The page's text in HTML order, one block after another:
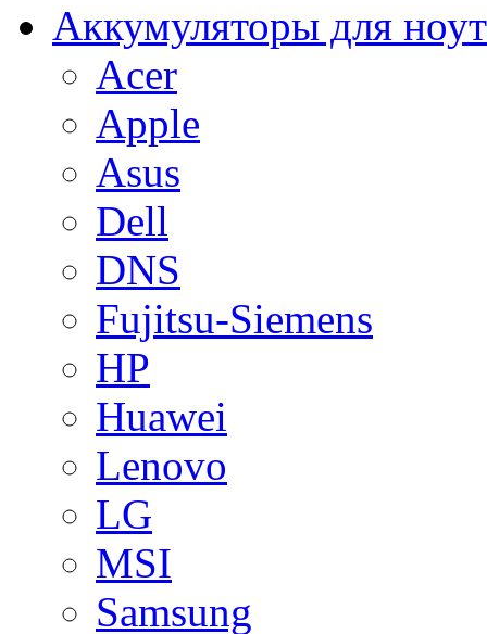
Аккумуляторы для
Acer
Apple
Asus
Dell
DNS
Fujitsu-Siemens
HP
Huawei
Lenovo
LG
MSI
Samsung